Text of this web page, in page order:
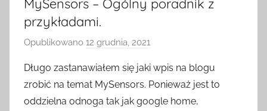
MySensors – Ogólny poradnik z
przykładami.
Opublikowano 12 grudnia, 2021
z
e
z
Długo zastanawiałem się jaki wpis na blogu
zrobić na temat MySensors. Ponieważ jest to
oddzielna odnoga tak jak google home,